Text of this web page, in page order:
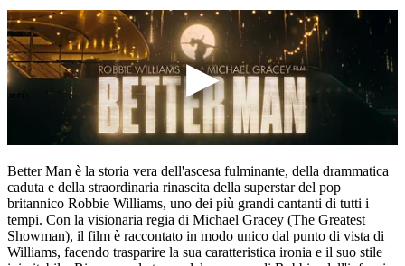
Better Man è la storia vera dell'ascesa fulminante, della drammatica
caduta e della straordinaria rinascita della superstar del pop
britannico Robbie Williams, uno dei più grandi cantanti di tutti i
tempi. Con la visionaria regia di Michael Gracey (The Greatest
Showman), il film è raccontato in modo unico dal punto di vista di
Williams, facendo trasparire la sua caratteristica ironia e il suo stile